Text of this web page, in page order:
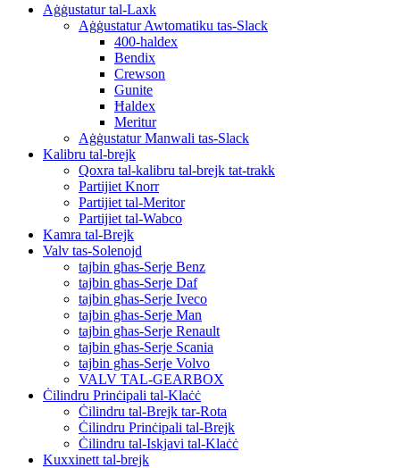
Aġġustatur tal-Laxk
Aġġustatur Awtomatiku tas-Slack
400-haldex
Bendix
Crewson
Gunite
Ħaldex
Meritur
Aġġustatur Manwali tas-Slack
Kalibru tal-brejk
Qoxra tal-kalibru tal-brejk tat-trakk
Partijiet Knorr
Partijiet tal-Meritor
Partijiet tal-Wabco
Kamra tal-Brejk
Valv tas-Solenojd
tajbin għas-Serje Benz
tajbin għas-Serje Daf
tajbin għas-Serje Iveco
tajbin għas-Serje Man
tajbin għas-Serje Renault
tajbin għas-Serje Scania
tajbin għas-Serje Volvo
VALV TAL-GEARBOX
Ċilindru Prinċipali tal-Klaċċ
Ċilindru tal-Brejk tar-Rota
Ċilindru Prinċipali tal-Brejk
Ċilindru tal-Iskjavi tal-Klaċċ
Kuxxinett tal-brejk